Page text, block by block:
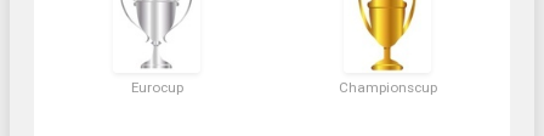
Eurocup Championscup